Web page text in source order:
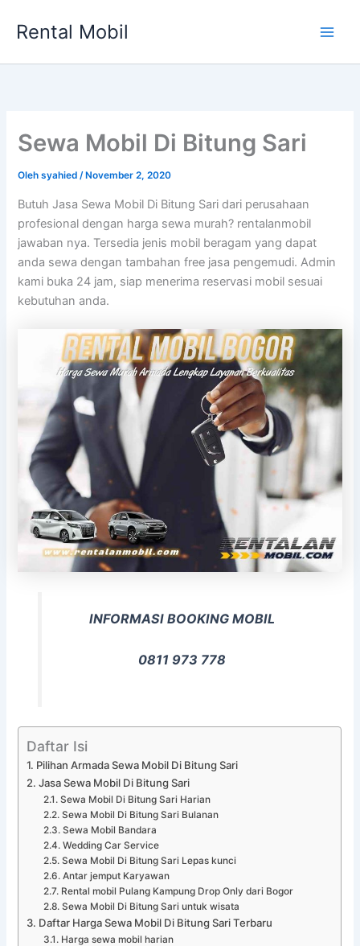
Rental Mobil
Sewa Mobil Di Bitung Sari
Olehsyahied/ November 2, 2020
Butuh Jasa Sewa Mobil Di Bitung Sari dari perusahaan
profesional dengan harga sewa murah? rentalanmobil
jawaban nya. Tersedia jenis mobil beragam yang dapat
anda sewa dengan tambahan free jasa pengemudi. Admin
kami buka 24 jam, siap menerima reservasi mobil sesuai
kebutuhan anda.
INFORMASI BOOKING MOBIL
0811 973 778
Daftar Isi
Pilihan Armada Sewa Mobil Di Bitung Sari
Jasa Sewa Mobil Di Bitung Sari
Sewa Mobil Di Bitung Sari Harian
Sewa Mobil Di Bitung Sari Bulanan
Sewa Mobil Bandara
Wedding Car Service
Sewa Mobil Di Bitung Sari Lepas kunci
Antar jemput Karyawan
Rental mobil Pulang Kampung Drop Only dari Bogor
Sewa Mobil Di Bitung Sari untuk wisata
Daftar Harga Sewa Mobil Di Bitung Sari Terbaru
Harga sewa mobil harian